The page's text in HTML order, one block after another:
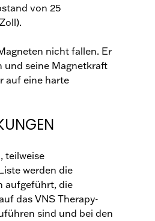
von 25
nicht fallen. Er
und seine Magnetkraft
auf eine harte
teilweise
werden die
aufgeführt, die
das VNS Therapy-
sind und bei den